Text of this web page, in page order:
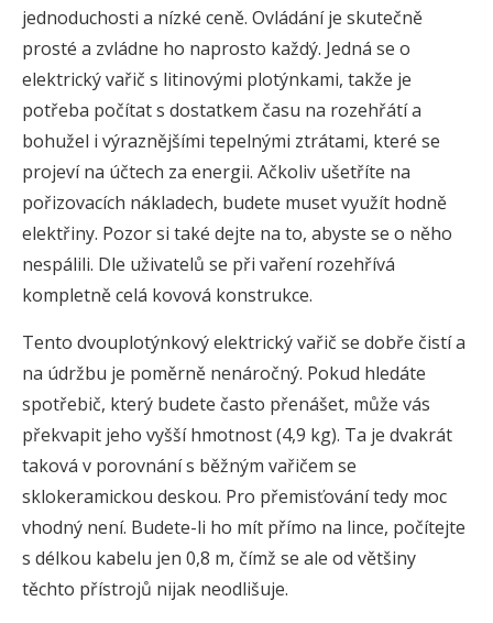
jednoduchosti a nízké ceně. Ovládání je skutečně
prosté a zvládne ho naprosto každý. Jedná se o
elektrický vařič s litinovými plotýnkami, takže je
potřeba počítat s dostatkem času na rozehřátí a
bohužel i výraznějšími tepelnými ztrátami, které se
projeví na účtech za energii. Ačkoliv ušetříte na
pořizovacích nákladech, budete muset využít hodně
elektřiny. Pozor si také dejte na to, abyste se o něho
nespálili. Dle uživatelů se při vaření rozehřívá
kompletně celá kovová konstrukce.
Tento dvouplotýnkový elektrický vařič se dobře čistí a
na údržbu je poměrně nenáročný. Pokud hledáte
spotřebič, který budete často přenášet, může vás
překvapit jeho vyšší hmotnost (4,9 kg). Ta je dvakrát
taková v porovnání s běžným vařičem se
sklokeramickou deskou. Pro přemisťování tedy moc
vhodný není. Budete-li ho mít přímo na lince, počítejte
s délkou kabelu jen 0,8 m, čímž se ale od většiny
těchto přístrojů nijak neodlišuje.